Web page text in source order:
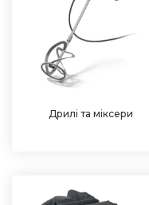
Дрилі та міксери